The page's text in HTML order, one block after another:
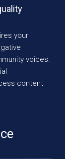
your
voices.
content